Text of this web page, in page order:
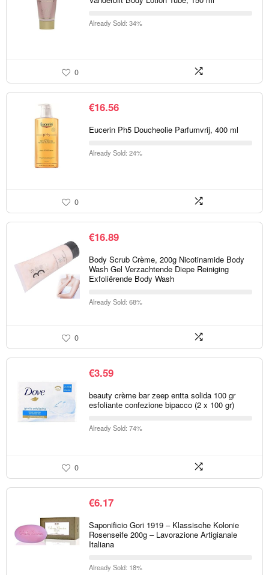
Already Sold: 34%
0
€16.56
Eucerin Ph5 Doucheolie Parfumvrij, 400 ml
Already Sold: 24%
0
€16.89
Body Scrub Crème, 200g Nicotinamide Body
Wash Gel Verzachtende Diepe Reiniging
Exfoliërende Body Wash
Already Sold: 68%
0
€3.59
beauty crème bar zeep entta solida 100 gr
esfoliante confezione bipacco (2 x 100 gr)
Already Sold: 74%
0
€6.17
Saponificio Gori 1919 – Klassische Kolonie
Rosenseife 200g – Lavorazione Artigianale
Italiana
Already Sold: 18%